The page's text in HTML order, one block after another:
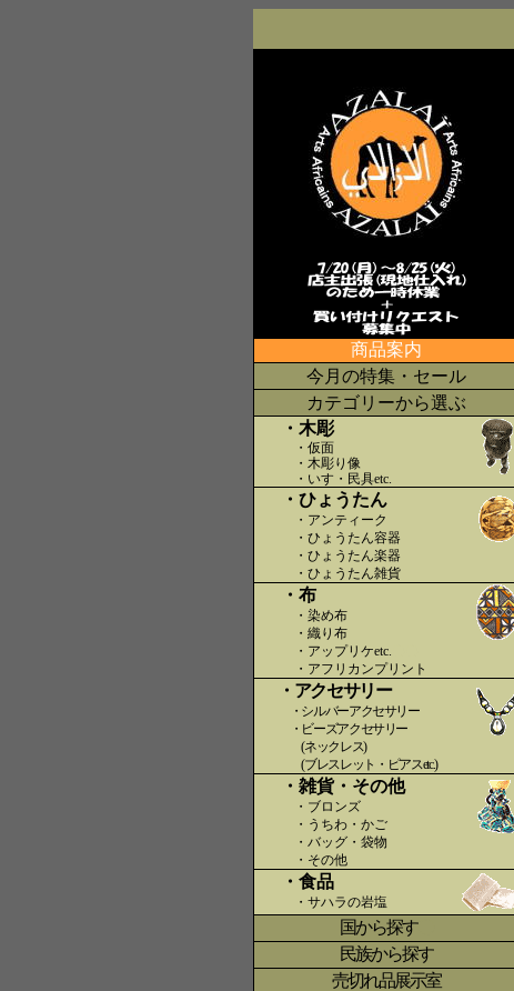
商品案内
今月の特集・セール
カテゴリーから選ぶ
・木彫
・仮面
・木彫り像
・いす・民具etc.
・ひょうたん
・アンティーク
・ひょうたん容器
・ひょうたん楽器
・ひょうたん雑貨
・布
・染め布
・織り布
・アップリケetc.
・アフリカンプリント
・アクセサリー
・シルバーアクセサリー
・ビーズアクセサリー
(ネックレス)
(ブレスレット・ピアスetc.)
・雑貨・その他
・ブロンズ
・うちわ・かご
・バッグ・袋物
・その他
・食品
・サハラの岩塩
国から探す〇
民族から探す
売切れ品展示室